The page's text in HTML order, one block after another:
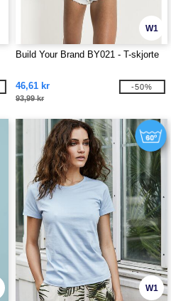
W1
Build Your Brand BY021 - T-skjorte
46,61 kr
93,99 kr
-50%
W1